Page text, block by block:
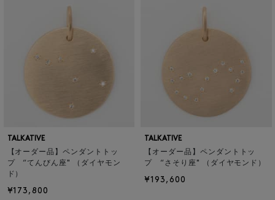
TALKATIVE
【オーダー品】ペンダントトッ
プ “てんびん座" （ダイヤモン
ド）
¥173,800
TALKATIVE
【オーダー品】ペンダントトッ
プ “さそり座" （ダイヤモンド）
¥193,600